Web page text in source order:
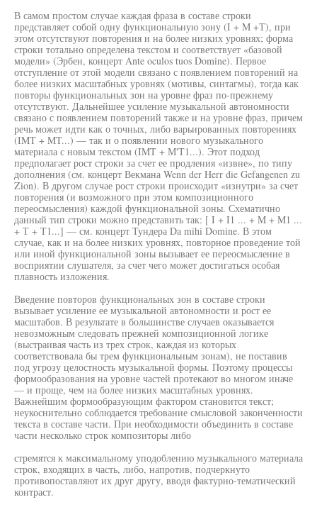
В самом простом случае каждая фраза в составе строки
представляет собой одну функциональную зону (I + M +Т), при
этом отсутствуют повторения и на более низких уровнях; форма
строки тотально определена текстом и соответствует «базовой
модели» (Эрбен, концерт Ante oculos tuos Domine). Первое
отступление от этой модели связано с появлением повторений на
более низких масштабных уровнях (мотивы, синтагмы), тогда как
повторы функциональных зон на уровне фраз по-прежнему
отсутствуют. Дальнейшее усиление музыкальной автономности
связано с появлением повторений также и на уровне фраз, причем
речь может идти как о точных, либо варьированных повторениях
(IMT + MT...) — так и о появлении нового музыкального
материала с новым текстом (IMT + М'Т1...). Этот подход
предполагает рост строки за счет ее продления «извне», по типу
дополнения (см. концерт Векмана Wenn der Herr die Gefangenen zu
Zion). В другом случае рост строки происходит «изнутри» за счет
повторения (и возможного при этом композиционного
переосмысления) каждой функциональной зоны. Схематично
данный тип строки можно представить так: [ I + I1 ... + M + M1 ...
+ Т + Т1...] — см. концерт Тундера Da mihi Domine. В этом
случае, как и на более низких уровнях, повторное проведение той
или иной функциональной зоны вызывает ее переосмысление в
восприятии слушателя, за счет чего может достигаться особая
плавность изложения.
Введение повторов функциональных зон в составе строки
вызывает усиление ее музыкальной автономности и рост ее
масштабов. В результате в большинстве случаев оказывается
невозможным следовать прежней композиционной логике
(выстраивая часть из трех строк, каждая из которых
соответствовала бы трем функциональным зонам), не поставив
под угрозу целостность музыкальной формы. Поэтому процессы
формообразования на уровне частей протекают во многом иначе
— и проще, чем на более низких масштабных уровнях.
Важнейшим формообразующим фактором становится текст;
неукоснительно соблюдается требование смысловой законченности
текста в составе части. При необходимости объединить в составе
части несколько строк композиторы либо
стремятся к максимальному уподоблению музыкального материала
строк, входящих в часть, либо, напротив, подчеркнуто
противопоставляют их друг другу, вводя фактурно-тематический
контраст.